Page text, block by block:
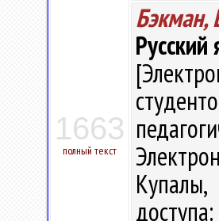
1663
полный текст
Бэкман,